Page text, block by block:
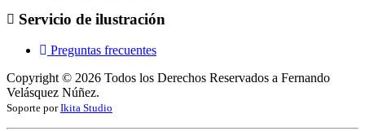
Servicio de ilustración
Preguntas frecuentes
Copyright © 2026 Todos los Derechos Reservados a Fernando
Velásquez Núñez.
Soporte porIkita Studio